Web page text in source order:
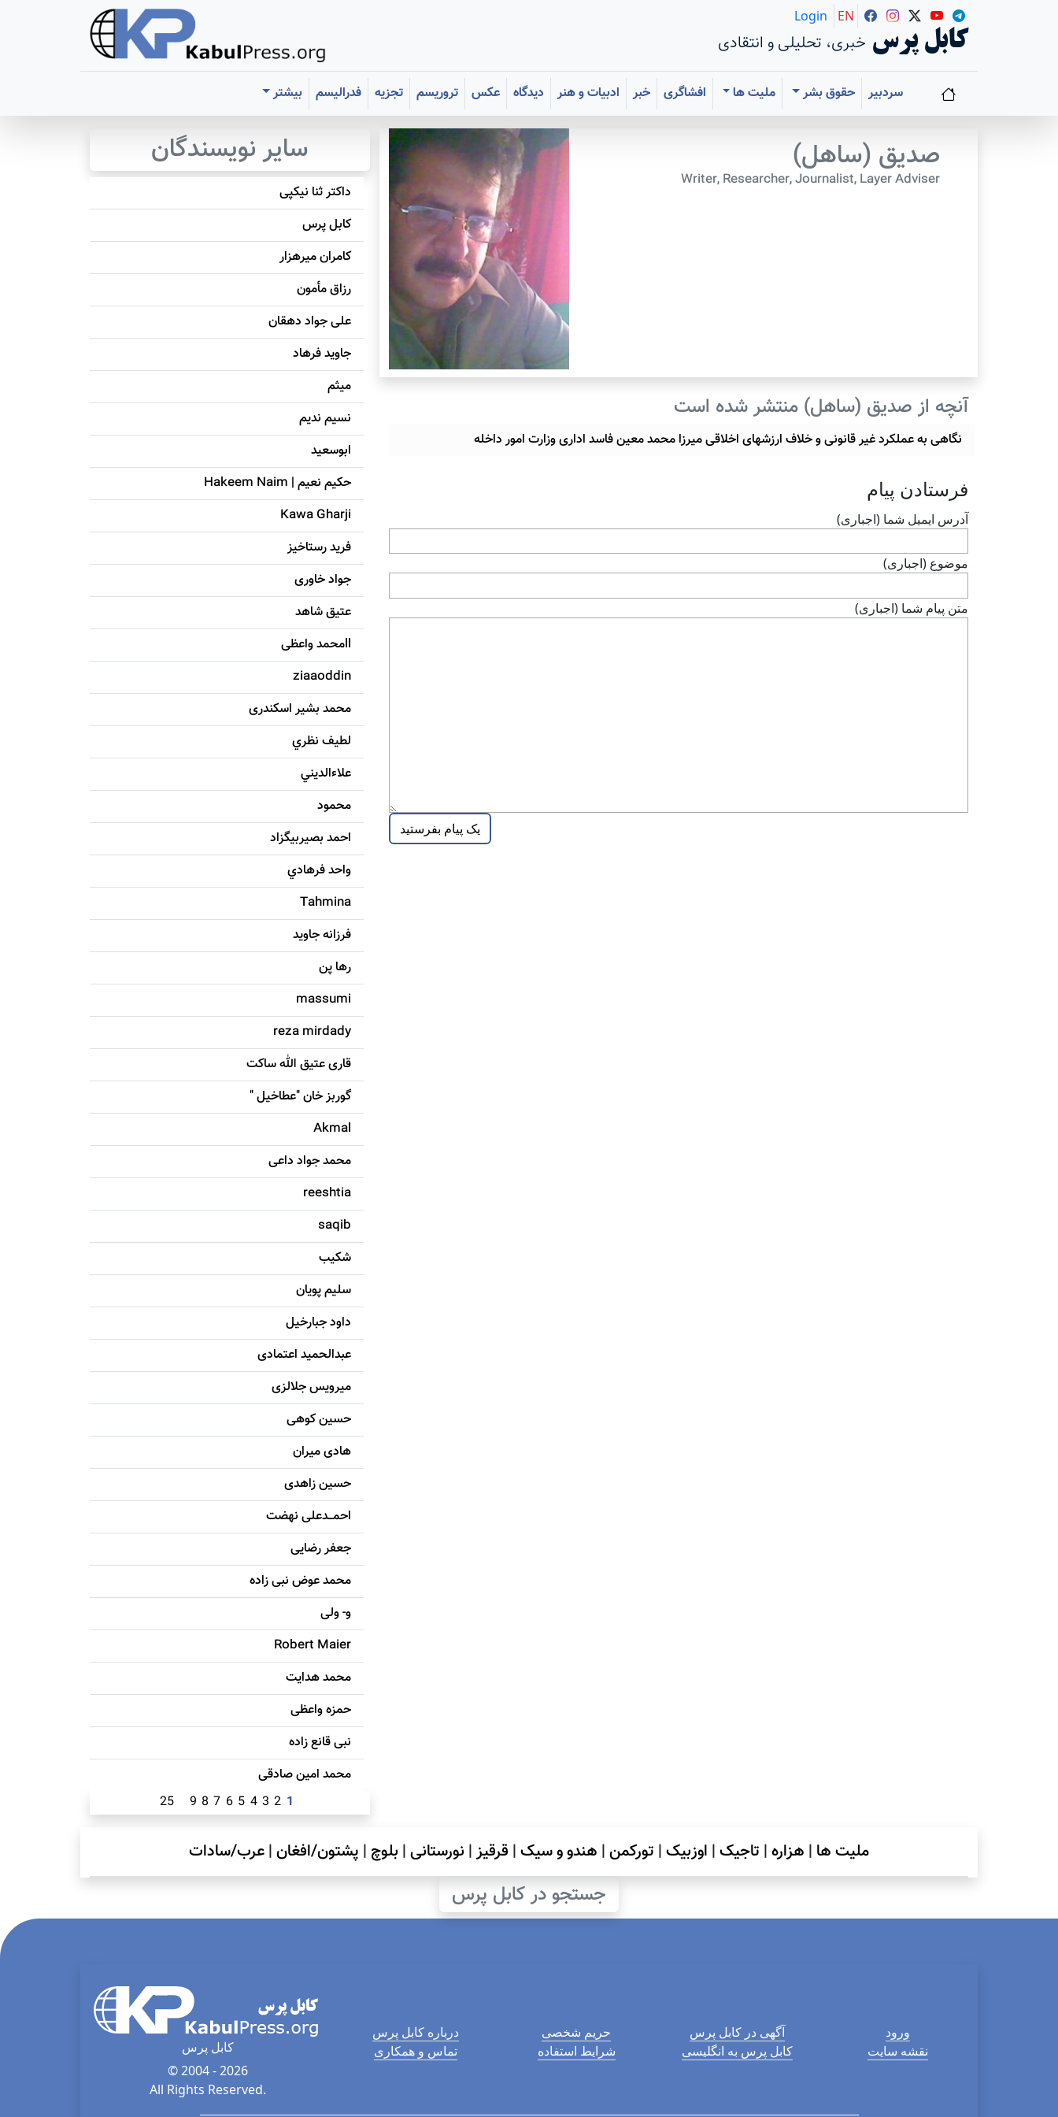
کابل پرس خبری، تحلیلی و انتقادی
Login EN
سردبیر حقوق بشر ملیت ها افشاگری خبر ادبیات و هنر دیدگاه عکس تروریسم تجزیه فدرالیسم بیشتر
صدیق (ساهل)
Writer, Researcher, Journalist, Layer Adviser
آنچه از صدیق (ساهل) منتشر شده است
نگاهی به عملکرد غیر قانونی و خلاف ارزشهای اخلاقی میرزا محمد معین فاسد اداری وزارت امور داخله
فرستادن پيام
آدرس ايميل شما (اجباری)
موضوع (اجباری)
متن پيام شما (اجباری)
سایر نویسندگان
داکتر ثنا نیکپی
کابل پرس
کامران میرهزار
رزاق مأمون
علی جواد دهقان
جاويد فرهاد
میثم
نسیم ندیم
ابوسعيد
حکيم نعيم | Hakeem Naim
Kawa Gharji
فرید رستاخیز
جواد خاوری
عتیق شاهد
llمحمد واعظی
ziaaoddin
محمد بشیر اسکندری
لطيف نظري
علاءالديني
محمود
احمد بصيربيگزاد
واحد فرهادي
Tahmina
فرزانه جاويد
رها پن
massumi
reza mirdady
قاری عتیق الله ساکت
گوربز خان "عطاخیل "
Akmal
محمد جواد داعی
reeshtia
saqib
شکيب
سليم پویان
داود جبارخیل
عبدالحمید اعتمادی
میرویس جلالزی
حسين کوهی
هادی ميران
حسين زاهدی
احمـــدعلی نهضت
جعفر رضایی
محمد عوض نبی زاده
و- ولی
Robert Maier
محمد هدایت
حمزه واعظی
نبی قانع زاده
محمد امين صادقی
1
2
3
4
5
6
7
8
9
25
ملیت ها | هزاره| تاجیک| اوزبیک| تورکمن| هندو و سیک| قرقیز| نورستانی| بلوچ | پشتون/افغان|عرب/سادات
جستجو در کابل پرس
کابل پرس
© 2004 - 2026
All Rights Reserved.
درباره کابل پرس
تماس و همکاری
حریم شخصی
شرایط استفاده
آگهی در کابل پرس
کابل پرس به انگلیسی
ورود
نقشه سایت